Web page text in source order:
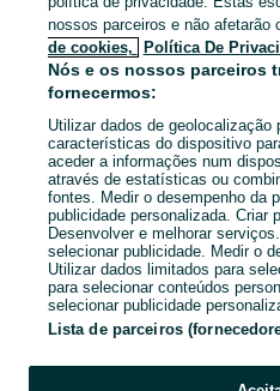
Mapa do site
Mapa das freguesias
Mapa de mini-sites
Pesquisas populares
nossos parceiros e não afetarão
de cookies,
Política De
Nós e os nossos parceiros
fornecermos:
Utilizar dados de
características do dispositivo
aceder a informações num
através de estatísticas ou
fontes. Medir o desempenho da
publicidade personalizada. Criar
Desenvolver e melhorar
selecionar publicidade. Medir o
Utilizar dados limitados para
para selecionar conteúdos
selecionar publicidade
Lista de parceiros